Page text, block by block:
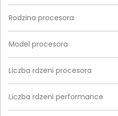
Rodzina procesora
Model procesora
Liczba rdzeni procesora
Liczba rdzeni performance